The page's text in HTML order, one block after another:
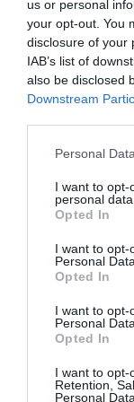
us or personal
your opt-out. You
disclosure of your
IAB’s list of
also be disclosed
Downstream
Personal
I want to opt-
personal data.
Opted In
I want to opt-
Personal Data.
Opted In
I want to opt-
Personal
Opted In
I want to opt-
Retention,
Personal
16/06/2026
Anna Hints,
Vicky Krieps,
Τοποθεσία:
107, Αθήνα
Eισιτήρια:
Είσοδος
onassis.org|